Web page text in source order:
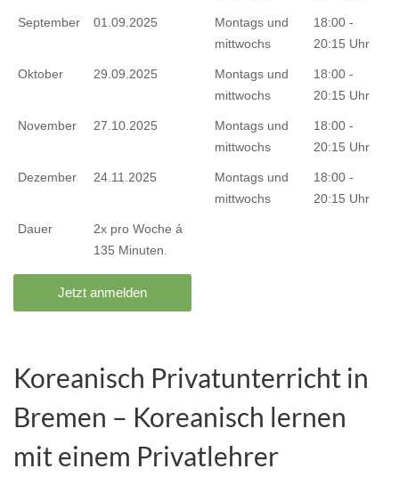
September 01.09.2025
Montags und
mittwochs
18:00 -
20:15 Uhr
Oktober 29.09.2025
Montags und
mittwochs
18:00 -
20:15 Uhr
November 27.10.2025
Montags und
mittwochs
18:00 -
20:15 Uhr
Dezember 24.11.2025
Montags und
mittwochs
18:00 -
20:15 Uhr
Dauer
2x pro Woche á
135 Minuten.
Jetzt anmelden
Koreanisch Privatunterricht in
Bremen – Koreanisch lernen
mit einem Privatlehrer